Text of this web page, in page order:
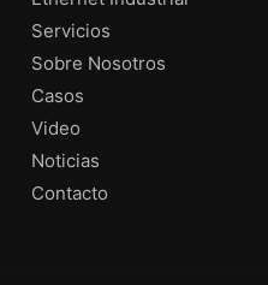
Servicios
Sobre Nosotros
Casos
Video
Noticias
Contacto